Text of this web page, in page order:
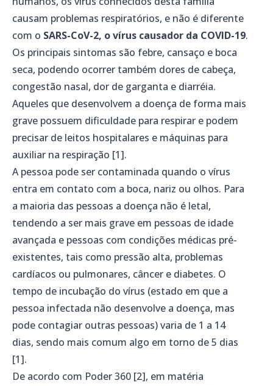
causam problemas respiratórios, e não é diferente
com o SARS-CoV-2, o vírus causador da COVID-19.
Os principais sintomas são febre, cansaço e boca
seca, podendo ocorrer também dores de cabeça,
congestão nasal, dor de garganta e diarréia.
Aqueles que desenvolvem a doença de forma mais
grave possuem dificuldade para respirar e podem
precisar de leitos hospitalares e máquinas para
auxiliar na respiração [1].
A pessoa pode ser contaminada quando o vírus
entra em contato com a boca, nariz ou olhos. Para
a maioria das pessoas a doença não é letal,
tendendo a ser mais grave em pessoas de idade
avançada e pessoas com condições médicas pré-
existentes, tais como pressão alta, problemas
cardíacos ou pulmonares, câncer e diabetes. O
tempo de incubação do vírus (estado em que a
pessoa infectada não desenvolve a doença, mas
pode contagiar outras pessoas) varia de 1 a 14
dias, sendo mais comum algo em torno de 5 dias
[1].
De acordo com Poder 360 [2], em matéria